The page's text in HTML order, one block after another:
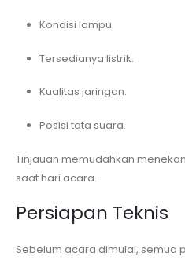
Kondisi lampu.
Tersedianya listrik.
Kualitas jaringan.
Posisi tata suara.
Tinjauan memudahkan
saat hari acara.
Persiapan Teknis
Sebelum acara dimulai, semua